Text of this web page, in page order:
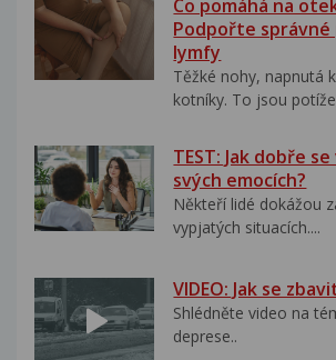
Co pomáhá na
Podpořte
lymfy
Těžké nohy, napnutá
kotníky. To jsou
TEST: Jak dobře
svých emocích?
Někteří lidé dokážou
vypjatých situacích....
VIDEO: Jak se
Shlédněte video na
deprese..